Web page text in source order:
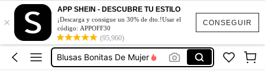
CONSEGUIR
×
APP SHEIN - DESCUBRE TU ESTILO
¡Descarga y consigue un 30% de dto.!Usar el
código: APPOFF30
(95,960)
Vestidos De Mujer Casual
Blusas Bonitas De Mujer